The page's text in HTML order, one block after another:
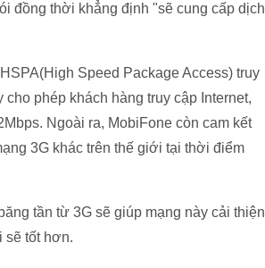
đồng thời khẳng định "sẽ cung cấp dịch
Speed Package Access) truy
phép khách hàng truy cập Internet,
Ngoài ra, MobiFone còn cam kết
3G khác trên thế giới tại thời điểm
tần từ 3G sẽ giúp mạng này cải thiện
sẽ tốt hơn.